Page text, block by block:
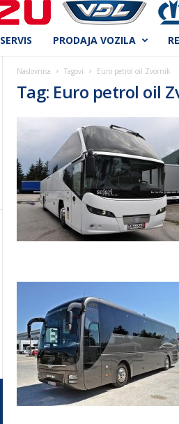
SERVIS PRODAJA VOZILA
Naslovnica Tagovi Euro petrol oil Zvornik
Tag: Euro petrol oil